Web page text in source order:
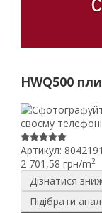
HWQ500
Артикул:
2 701,58 грн/m2
Дізнатися
Підібрати